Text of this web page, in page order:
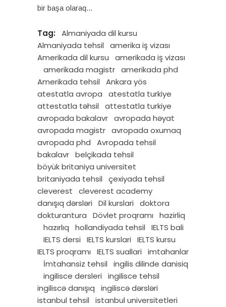
bir başa olaraq
Tag:
Almaniyada dil kursu
Almaniyada tehsil
amerika iş vizası
Amerikada dil kursu
amerikada iş vizası
amerikada magistr amerikada phd
Amerikada tehsil
Ankara yös
atestatla avropa
atestatla turkiye
attestatla təhsil
attestatla turkiye
avropada bakalavr avropada həyat
avropada magistr avropada oxumaq
avropada phd
Avropada tehsil
bakalavr belçikada tehsil
böyük britaniya universitet
britaniyada tehsil
çexiyada tehsil
cleverest
cleverest academy
danışıq dərsləri
Dil kurslari
doktora
dokturantura
Dövlet proqramı
hazirliq
hazırlıq
hollandiyada tehsil
IELTS bali
IELTS dersi
IELTS kurslari
IELTS kursu
IELTS proqramı
IELTS suallari
imtahanlar
İmtahansiz tehsil
ingilis dilinde danisiq
ingilisce dersleri
ingilisce tehsil
ingiliscə danışıq
ingiliscə dərsləri
istanbul tehsil
istanbul universitetleri